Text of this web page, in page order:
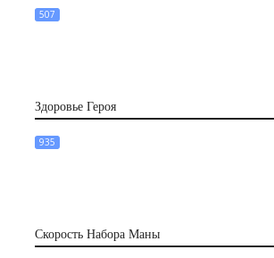
507
Здоровье Героя
935
Скорость Набора Маны